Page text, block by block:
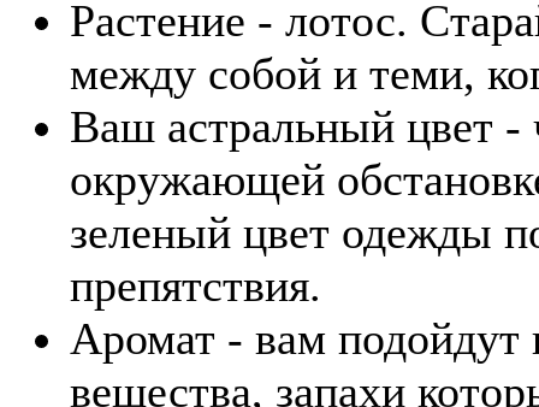
Растение - лотос.
между собой и теми,
Ваш астральный цвет
окружающей
зеленый цвет одежды
препятствия.
Аромат - вам подойдут
вещества, запахи